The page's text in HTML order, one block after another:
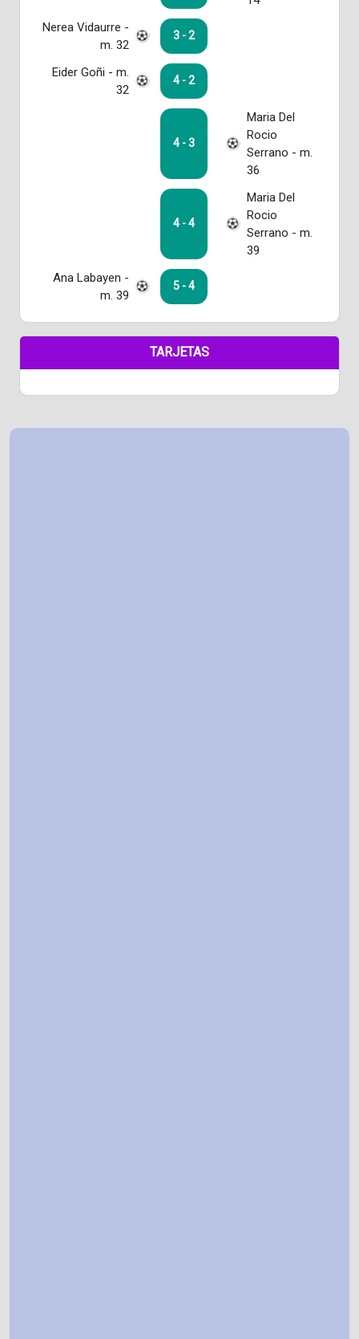
Nerea Vidaurre -
m. 32
3 - 2
Eider Goñi - m.
32
4 - 2
4 - 3
Maria Del
Rocio
Serrano - m.
36
4 - 4
Maria Del
Rocio
Serrano - m.
39
Ana Labayen -
m. 39
5 - 4
TARJETAS